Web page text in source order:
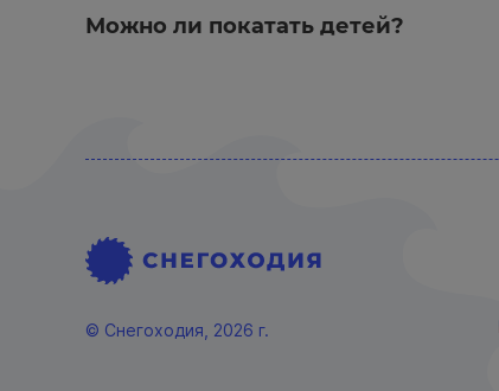
Можно ли покатать детей?
© Снегоходия, 2026 г.